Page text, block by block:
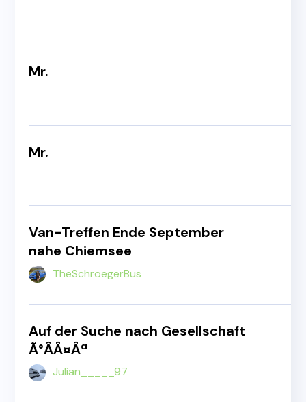
Mr.
Mr.
Van-Treffen Ende September
nahe Chiemsee
TheSchroegerBus
Auf der Suche nach Gesellschaft
Ã°ÂÂ¤Âª
Julian_____97